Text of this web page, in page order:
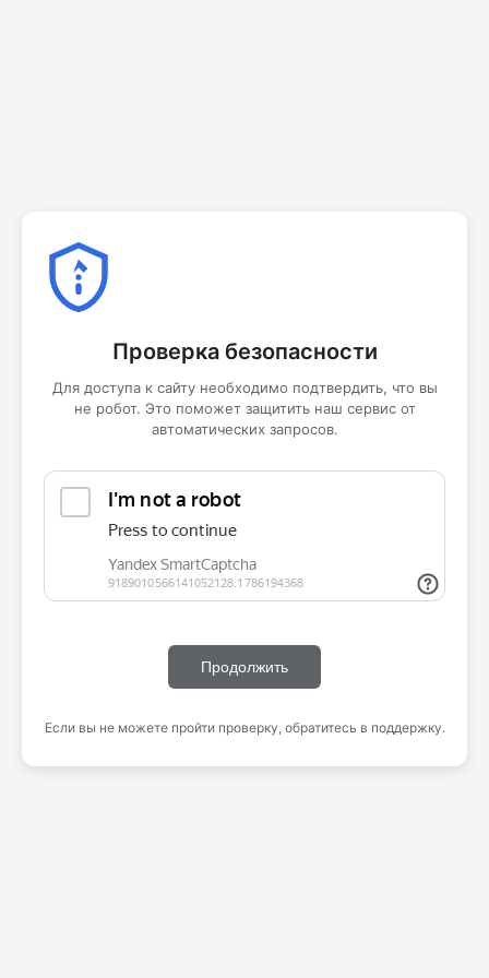
Проверка безопасности
Для доступа к сайту необходимо подтвердить, что вы
не робот. Это поможет защитить наш сервис от
автоматических запросов.
Продолжить
Если вы не можете пройти проверку, обратитесь в поддержку.